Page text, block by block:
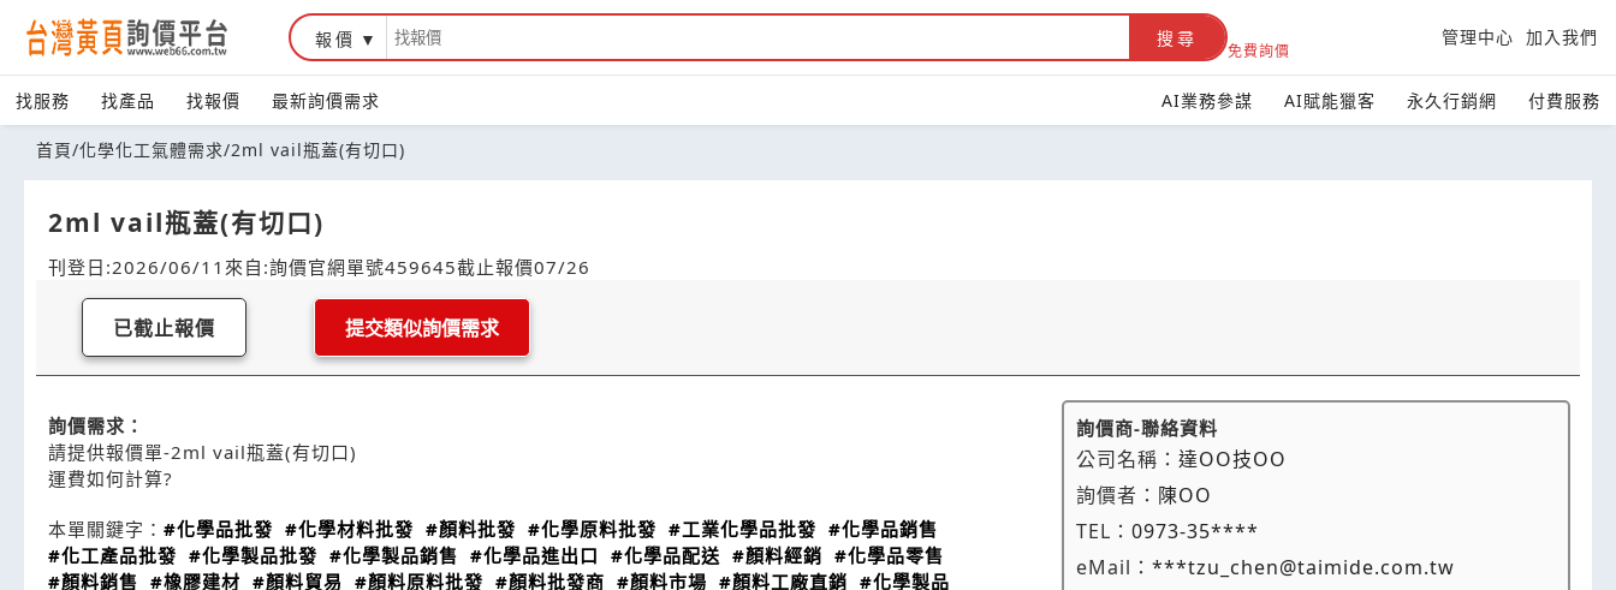
報價 搜尋
免費詢價
管理中心 加入我們
找服務 找產品 找報價 最新詢價需求 AI業務參謀 AI賦能獵客 永久行銷網 付費服務
首頁/化學化工氣體需求/2ml vail瓶蓋(有切口)
2ml vail瓶蓋(有切口)
刊登日:2026/06/11 來自:詢價官網單號459645截止報價07/26
已截止報價 提交類似詢價需求
詢價需求：
請提供報價單-2ml vail瓶蓋(有切口)
運費如何計算?
本單關鍵字： #化學品批發 #化學材料批發 #顏料批發 #化學原料批發 #工業化學品批發 #化學品銷售
#化工產品批發 #化學製品批發 #化學製品銷售 #化學品進出口 #化學品配送 #顏料經銷 #化學品零售
#顏料銷售 #橡膠建材 #顏料貿易 #顏料原料批發 #顏料批發商 #顏料市場 #顏料工廠直銷 #化學製品
詢價商-聯絡資料
公司名稱：達OO技OO
詢價者： 陳OO
TEL：0973-35****
eMail：***tzu_chen@taimide.com.tw